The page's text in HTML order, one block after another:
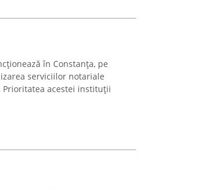
în Constanța, pe
serviciilor notariale
acestei instituții